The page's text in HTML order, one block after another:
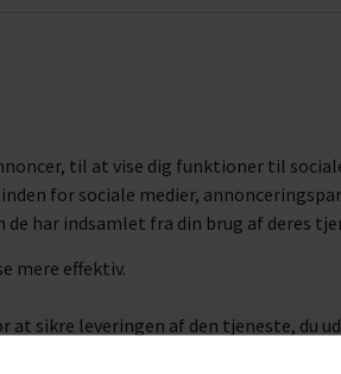
til at vise dig funktioner til
for sociale medier,
har indsamlet fra din brug af deres
mere effektiv.
at sikre leveringen af den tjeneste, du